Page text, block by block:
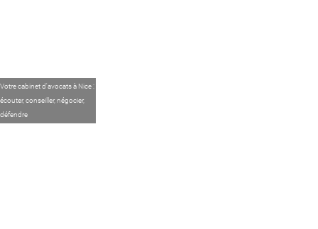
Votre cabinet d'avocats à Nice :
écouter, conseiller, négocier,
défendre